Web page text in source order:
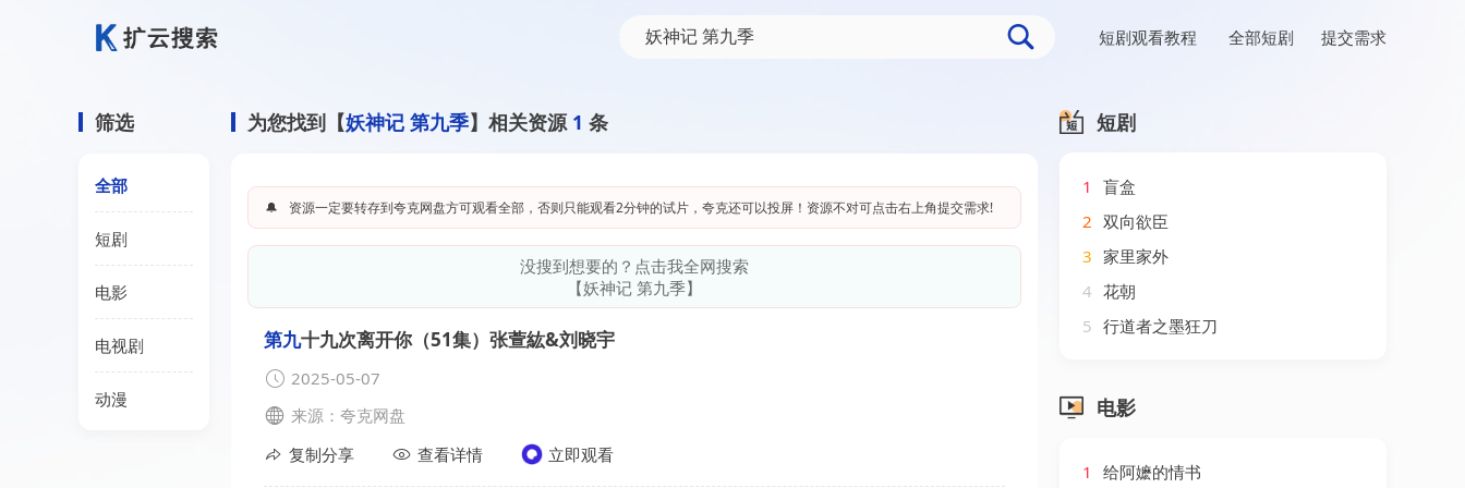
短剧观看教程 全部短剧 提交需求
筛选
全部
短剧
电影
电视剧
动漫
为您找到【妖神记 第九季】相关资源1 条
🔔 资源一定要转存到夸克网盘方可观看全部，否则只能观看2分钟的试片，夸克还可以投屏！资源不对可点击右上角提交需求!
没搜到想要的？点击我全网搜索
【妖神记 第九季】
第九十九次离开你（51集）张萱紘&刘晓宇
2025-05-07
来源：夸克网盘
复制分享
查看详情 立即观看
短剧
1
盲盒
2 双向欲臣
3 家里家外
4 花朝
5 行道者之墨狂刀
电影
1 给阿嬷的情书